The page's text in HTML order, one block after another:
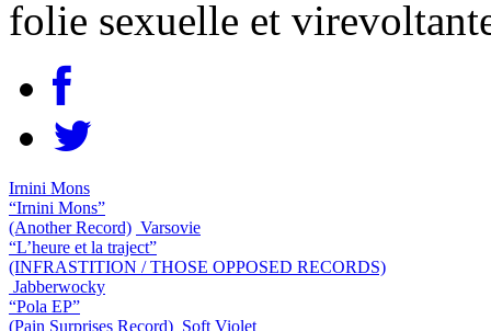
folie sexuelle et
Irnini Mons
“Irnini Mons”
(Another Record) Varsovie
“L’heure et la traject”
(INFRASTITION / THOSE OPPOSED RECORDS)
Jabberwocky
“Pola EP”
(Pain Surprises Record) Soft Violet